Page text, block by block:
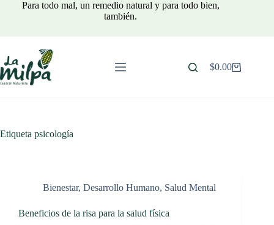
Para todo mal, un remedio natural y para todo bien,
también.
Carro
$0.00
Etiqueta psicología
Bienestar, Desarrollo Humano, Salud Mental
Beneficios de la risa para la salud física